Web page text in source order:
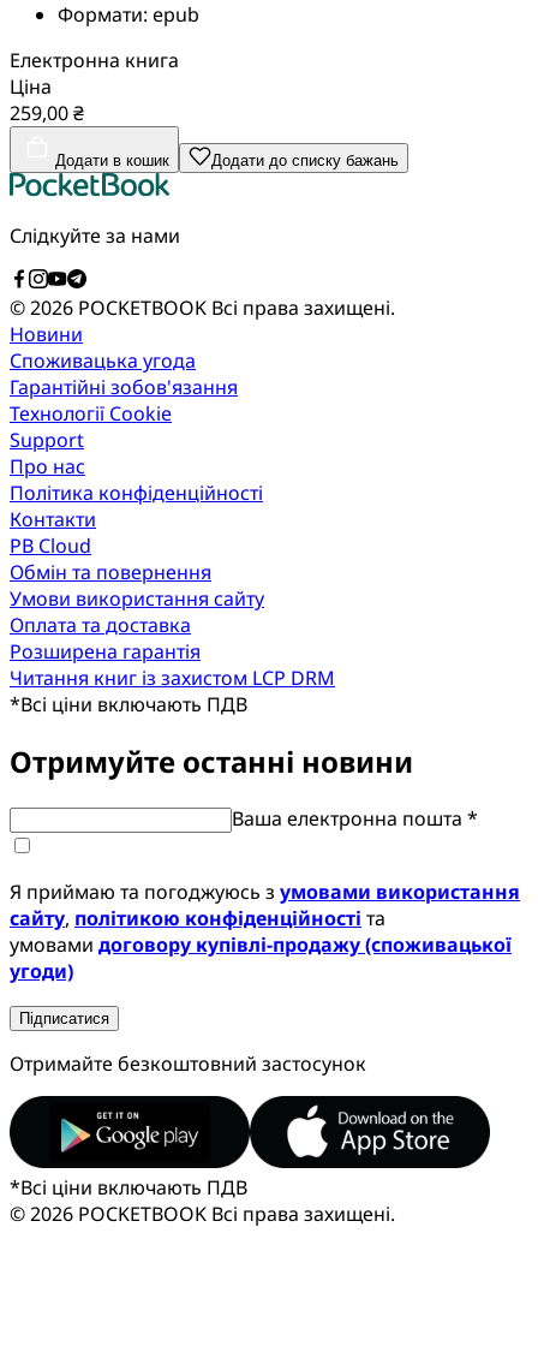
Формати: epub
Електронна книга
Ціна
259,00 ₴
Додати в кошик Додати до списку бажань
Слідкуйте за нами
© 2026 POCKETBOOK Всі права захищені.
Новини
Споживацька угода
Гарантійні зобов'язання
Технології Cookie
Support
Про нас
Політика конфіденційності
Контакти
PB Cloud
Обмін та повернення
Умови використання сайту
Оплата та доставка
Розширена гарантія
Читання книг із захистом LCP DRM
*Всі ціни включають ПДВ
Отримуйте останні новини
Ваша електронна пошта *
Я приймаю та погоджуюсь з умовами використання
сайту, політикою конфіденційності та
умовами договору купівлі-продажу (споживацької
угоди)
Підписатися
Отримайте безкоштовний застосунок
*Всі ціни включають ПДВ
© 2026 POCKETBOOK Всі права захищені.